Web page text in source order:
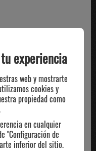
experiencia
web y mostrarte
cookies y
propiedad como
en cualquier
"Configuración de
inferior del sitio.